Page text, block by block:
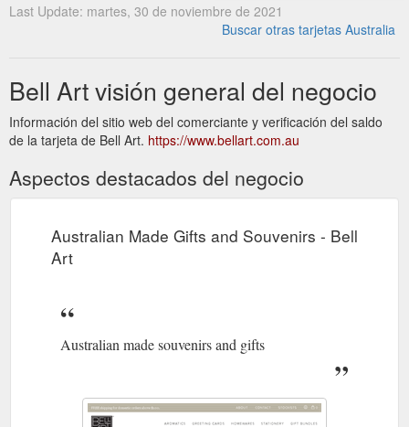
Last Update: martes, 30 de noviembre de 2021
Buscar otras tarjetas Australia
Bell Art visión general del negocio
Información del sitio web del comerciante y verificación del saldo
de la tarjeta de Bell Art. https://www.bellart.com.au
Aspectos destacados del negocio
Australian Made Gifts and Souvenirs - Bell
Art
Australian made souvenirs and gifts